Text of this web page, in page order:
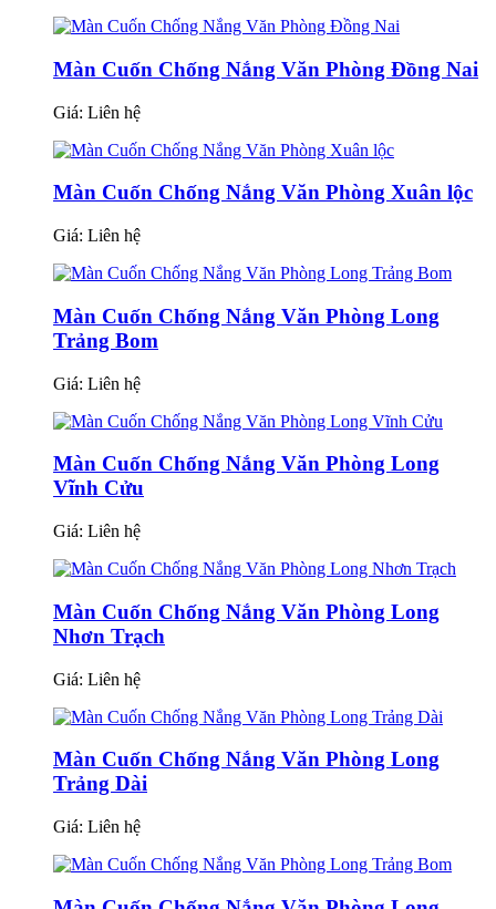
Màn Cuốn Chống Nắng Văn Phòng Đồng Nai
Giá: Liên hệ
Màn Cuốn Chống Nắng Văn Phòng Xuân lộc
Giá: Liên hệ
Màn Cuốn Chống Nắng Văn Phòng Long
Trảng Bom
Giá: Liên hệ
Màn Cuốn Chống Nắng Văn Phòng Long
Vĩnh Cửu
Giá: Liên hệ
Màn Cuốn Chống Nắng Văn Phòng Long
Nhơn Trạch
Giá: Liên hệ
Màn Cuốn Chống Nắng Văn Phòng Long
Trảng Dài
Giá: Liên hệ